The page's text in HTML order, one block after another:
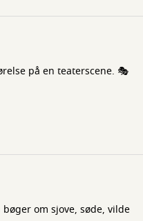
på en teaterscene. 🎭
om sjove, søde, vilde